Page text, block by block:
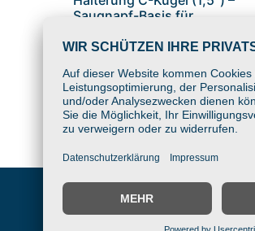
Saugnapf-Basis für
Halterung
19,00€
In den Warenkorb